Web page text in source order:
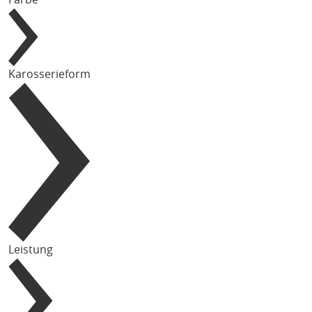
Karosserieform
Leistung